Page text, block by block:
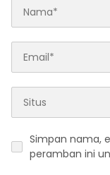
Simpan nama,
peramban ini